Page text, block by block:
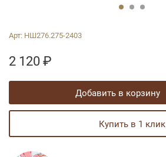
Арт: НШ276.275-2403
2 120 ₽
добавить в корзину
купить в 1 клик